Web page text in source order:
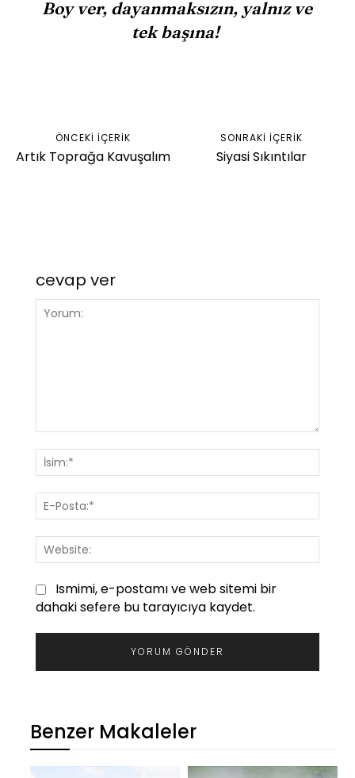
Boy ver, dayanmaksızın, yalnız ve
tek başına!
ÖNCEKI İÇERIK
Artık Toprağa Kavuşalım
SONRAKI İÇERIK
Siyasi Sıkıntılar
Benzer Makaleler
cevap ver
Ismimi, e-postamı ve web sitemi bir
dahaki sefere bu tarayıcıya kaydet.